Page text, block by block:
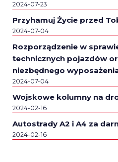
2024-07-23
Przyhamuj Życie przed
2024-07-04
Rozporządzenie w
technicznych pojazdów
niezbędnego
2024-07-04
Wojskowe kolumny na
2024-02-16
Autostrady A2 i A4 za
2024-02-16